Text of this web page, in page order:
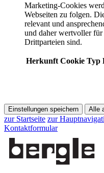
Marketing-Cookies
Webseiten zu folgen.
relevant und
und daher wertvoller
Drittparteien sind.
Herkunft Cookie Typ
Einstellungen speichern Alle
zur Startseite zur
Kontaktformular